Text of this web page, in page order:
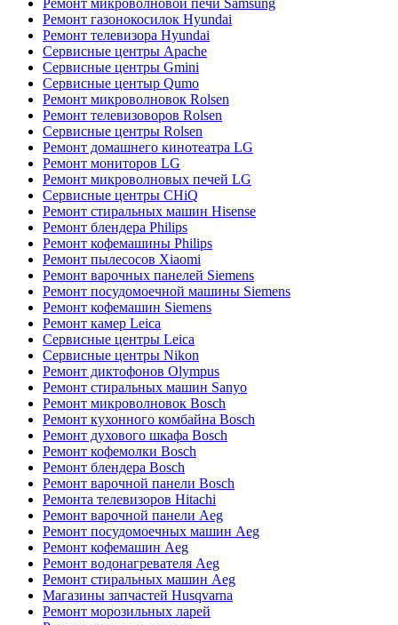
Ремонт газонокосилок Hyundai
Ремонт телевизора Hyundai
Сервисные центры Apache
Сервисные центры Gmini
Сервисные центыр Qumo
Ремонт микроволновок Rolsen
Ремонт телевизоворов Rolsen
Сервисные центры Rolsen
Ремонт домашнего кинотеатра LG
Ремонт мониторов LG
Ремонт микроволновых печей LG
Сервисные центры CHiQ
Ремонт стиральных машин Hisense
Ремонт блендера Philips
Ремонт кофемашины Philips
Ремонт пылесосов Xiaomi
Ремонт варочных панелей Siemens
Ремонт посудомоечной машины Siemens
Ремонт кофемашин Siemens
Ремонт камер Leica
Сервисные центры Leica
Сервисные центры Nikon
Ремонт диктофонов Olympus
Ремонт стиральных машин Sanyo
Ремонт микроволновок Bosch
Ремонт кухонного комбайна Bosch
Ремонт духового шкафа Bosch
Ремонт кофемолки Bosch
Ремонт блендера Bosch
Ремонт варочной панели Bosch
Ремонта телевизоров Hitachi
Ремонт варочной панели Aeg
Ремонт посудомоечных машин Aeg
Ремонт кофемашин Aeg
Ремонт водонагревателя Aeg
Ремонт стиральных машин Aeg
Магазины запчастей Husqvarna
Ремонт морозильных ларей